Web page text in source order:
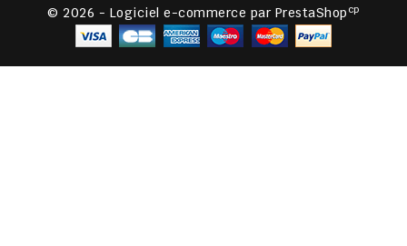
© 2026 - Logiciel e-commerce par PrestaShop cp